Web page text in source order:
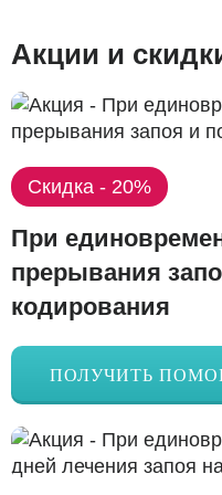
Акции и
Скидка - 20%
При
прерывания
кодирования
ПОЛУЧИТЬ